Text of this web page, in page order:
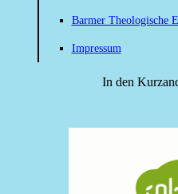
Barmer Theologische
Impressum
In den